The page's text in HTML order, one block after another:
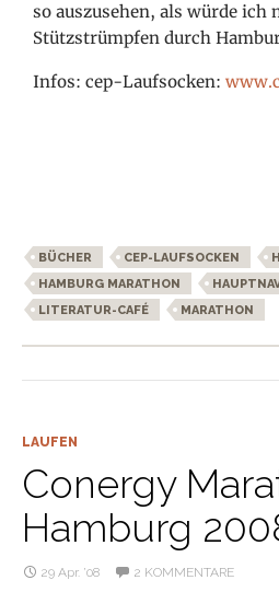
so auszusehen, als würde ich
Stützstrümpfen durch
Infos: cep-Laufsocken:
BÜCHER CEP-LAUFSOCKEN
HAMBURG MARATHON
LITERATUR-CAFÉ
MARATHON
LAUFEN
Conergy
Hamburg
29 Apr. ’08 2 KOMMENTARE